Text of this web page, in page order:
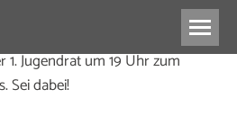
1. Jugendrat um 19 Uhr zum
Sei dabei!